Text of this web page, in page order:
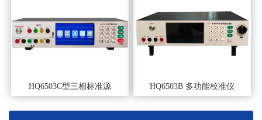
HQ6503C型三相标准源 HQ6503B 多功能校准仪